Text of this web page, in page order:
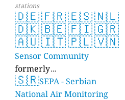
stations
🇩🇪🇫🇷🇪🇸🇳🇱
🇩🇰🇧🇪🇫🇮🇬🇷
🇦🇺🇮🇹🇵🇱🇻🇳
Sensor Community
formerly
luftdaten.info35809 stations
🇸🇷SEPA - Serbian
National Air Monitoring